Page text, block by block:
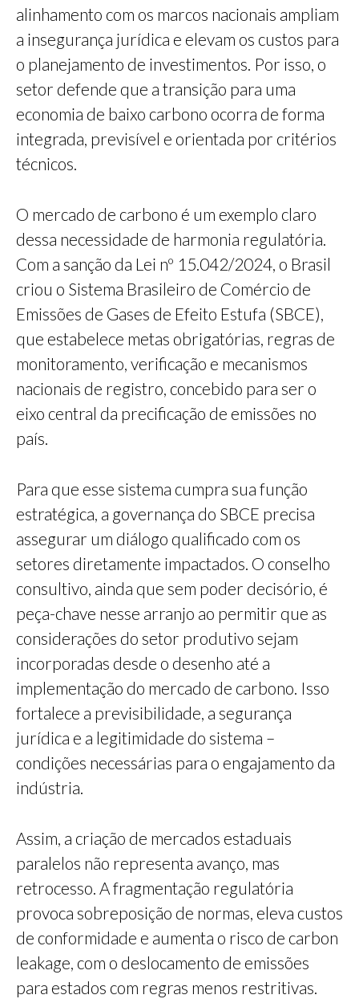
alinhamento com os marcos nacionais ampliam
a insegurança jurídica e elevam os custos para
o planejamento de investimentos. Por isso, o
setor defende que a transição para uma
economia de baixo carbono ocorra de forma
integrada, previsível e orientada por critérios
técnicos.
O mercado de carbono é um exemplo claro
dessa necessidade de harmonia regulatória.
Com a sanção da Lei nº 15.042/2024, o Brasil
criou o Sistema Brasileiro de Comércio de
Emissões de Gases de Efeito Estufa (SBCE),
que estabelece metas obrigatórias, regras de
monitoramento, verificação e mecanismos
nacionais de registro, concebido para ser o
eixo central da precificação de emissões no
país.
Para que esse sistema cumpra sua função
estratégica, a governança do SBCE precisa
assegurar um diálogo qualificado com os
setores diretamente impactados. O conselho
consultivo, ainda que sem poder decisório, é
peça-chave nesse arranjo ao permitir que as
considerações do setor produtivo sejam
incorporadas desde o desenho até a
implementação do mercado de carbono. Isso
fortalece a previsibilidade, a segurança
jurídica e a legitimidade do sistema –
condições necessárias para o engajamento da
indústria.
Assim, a criação de mercados estaduais
paralelos não representa avanço, mas
retrocesso. A fragmentação regulatória
provoca sobreposição de normas, eleva custos
de conformidade e aumenta o risco de carbon
leakage, com o deslocamento de emissões
para estados com regras menos restritivas.